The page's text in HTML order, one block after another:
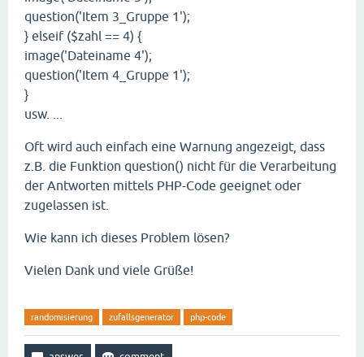
question('Item 3_Gruppe 1');
} elseif ($zahl == 4) {
image('Dateiname 4');
question('Item 4_Gruppe 1');
}
usw. ...
Oft wird auch einfach eine Warnung angezeigt, dass
z.B. die Funktion question() nicht für die Verarbeitung
der Antworten mittels PHP-Code geeignet oder
zugelassen ist.
Wie kann ich dieses Problem lösen?
Vielen Dank und viele Grüße!
randomisierung zufallsgenerator php-code